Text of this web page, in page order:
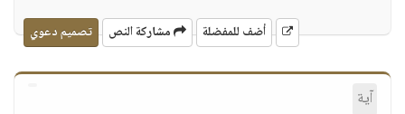
أضف للمفضلة مشاركة النص تصميم دعوي
آية